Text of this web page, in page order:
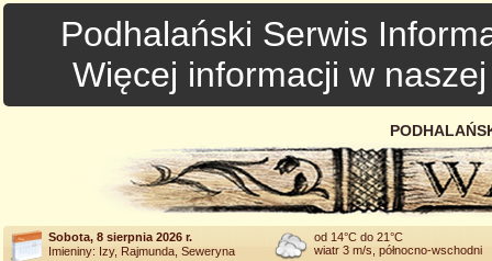
Podhalański Serwis
Więcej informacji w
Sobota, 8 sierpnia 2026 r.
Imieniny: Izy, Rajmunda, Seweryna
od 14°C do 21°C
wiatr 3 m/s, północno-wschodni